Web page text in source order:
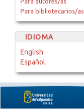
Para bibliotecarios/as
IDIOMA
English
Español